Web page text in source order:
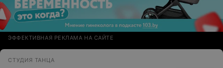
ЭФФЕКТИВНАЯ РЕКЛАМА НА САЙТЕ
СТУДИЯ ТАНЦА